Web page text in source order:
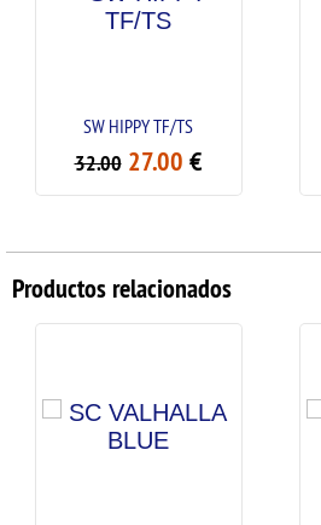
SW HIPPY TF/TS
32.00 27.00€
Productos relacionados